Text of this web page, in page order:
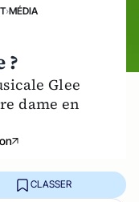
›MÉDIA
?
Glee
dame en
CLASSER